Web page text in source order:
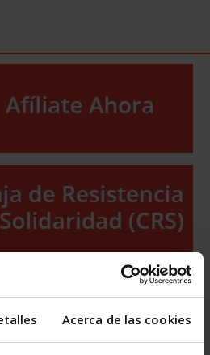
Acerca de las cookies